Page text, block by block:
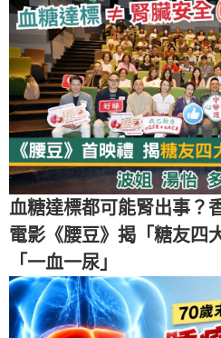
血糖達標都可能腎出事？
電影《腰豆》揭「糖友四
「一血一尿」